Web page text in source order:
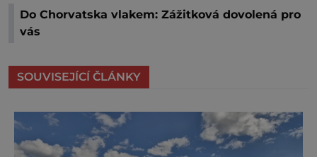
Do Chorvatska vlakem: Zážitková dovolená pro
vás
SOUVISEJÍCÍ ČLÁNKY